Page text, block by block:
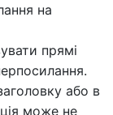
на
прямі
або в
може не